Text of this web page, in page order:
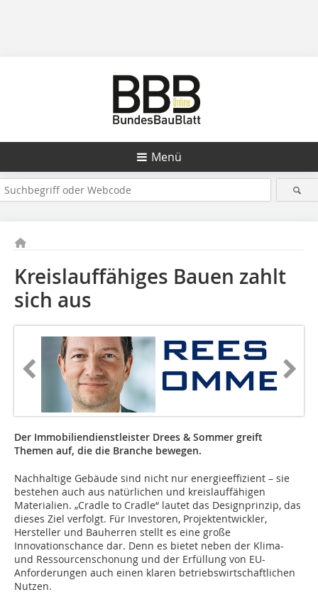
Menü
Kreislauffähiges Bauen zahlt
sich aus
Der Immobiliendienstleister Drees & Sommer greift
Themen auf, die die Branche bewegen.
Nachhaltige Gebäude sind nicht nur energieeffizient – sie
bestehen auch aus natürlichen und kreislauffähigen
Materialien. „Cradle to Cradle“ lautet das Designprinzip, das
dieses Ziel verfolgt. Für Investoren, Projektentwickler,
Hersteller und Bauherren stellt es eine große
Innovationschance dar. Denn es bietet neben der Klima-
und Ressourcenschonung und der Erfüllung von EU-
Anforderungen auch einen klaren betriebswirtschaftlichen
Nutzen.